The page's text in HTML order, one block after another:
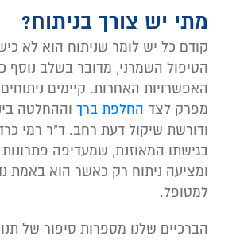
מתי יש צורך בניתוח?
קודם כל יש לומר שניתוח הוא לא
הטיפול השמרני, מדובר בשלב נוסף
האפשרויות האחרות. קיימים
מפרק לצד החלפת ברך וההחלטה
ודורשת שיקול דעת רחב. ד"ר רמי
בגישתו המאוזנת, שמעדיפה פתרונות
ומציעה ניתוח רק כאשר הוא באמת
למטופל.
הברכיים שלנו מספרות סיפור של